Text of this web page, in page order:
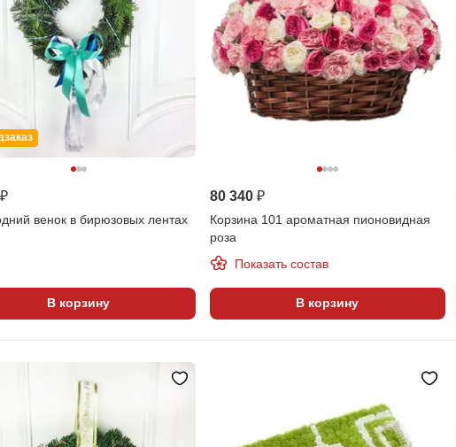
венок в бирюзовых лентах
В корзину
80 340 ₽
Корзина 101 ароматная пионовидная
роза
Показать состав
В корзину